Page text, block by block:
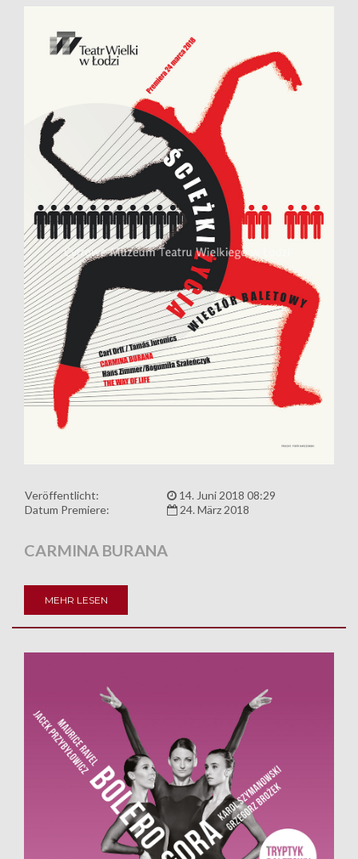
Veröffentlicht:
14. Juni 2018 08:29
Datum Premiere:
24. März 2018
CARMINA BURANA
MEHR LESEN